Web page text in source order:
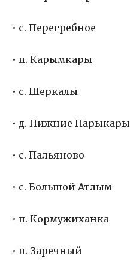
• с. Перегребное
• п. Карымкары
• с. Шеркалы
• д. Нижние Нарыкары
• с. Пальяново
• с. Большой Атлым
• п. Кормужиханка
• п. Заречный